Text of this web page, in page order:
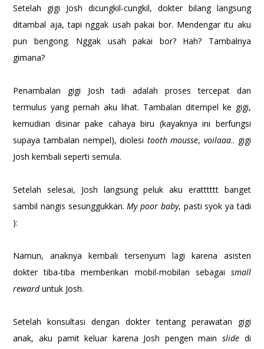
Setelah gigi Josh dicungkil-cungkil, dokter bilang langsung
ditambal aja, tapi nggak usah pakai bor. Mendengar itu aku
pun bengong. Nggak usah pakai bor? Hah? Tambalnya
gimana?
Penambalan gigi Josh tadi adalah proses tercepat dan
termulus yang pernah aku lihat. Tambalan ditempel ke gigi,
kemudian disinar pake cahaya biru (kayaknya ini berfungsi
supaya tambalan nempel), diolesi tooth mousse,voilaaa.. gigi
Josh kembali seperti semula.
Setelah selesai, Josh langsung peluk aku eratttttt banget
sambil nangis sesunggukkan.My poor baby, pasti syok ya tadi
):
Namun, anaknya kembali tersenyum lagi karena asisten
dokter tiba-tiba memberikan mobil-mobilan sebagai small
rewarduntuk Josh.
Setelah konsultasi dengan dokter tentang perawatan gigi
anak, aku pamit keluar karena Josh pengen mainslide di